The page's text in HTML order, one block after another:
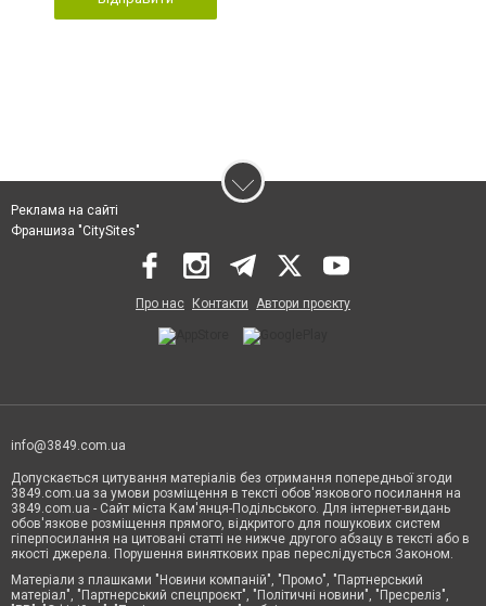
Реклама на сайті
Франшиза "CitySites"
Про нас Контакти Автори проєкту
info@3849.com.ua
Допускається цитування матеріалів без отримання попередньої згоди
3849.com.ua за умови розміщення в тексті обов'язкового посилання на
3849.com.ua - Сайт міста Кам'янця-Подільського. Для інтернет-видань
обов'язкове розміщення прямого, відкритого для пошукових систем
гіперпосилання на цитовані статті не нижче другого абзацу в тексті або в
якості джерела. Порушення виняткових прав переслідується Законом.
Матеріали з плашками "Новини компаній", "Промо", "Партнерський
матеріал", "Партнерський спецпроєкт", "Політичні новини", "Пресреліз",